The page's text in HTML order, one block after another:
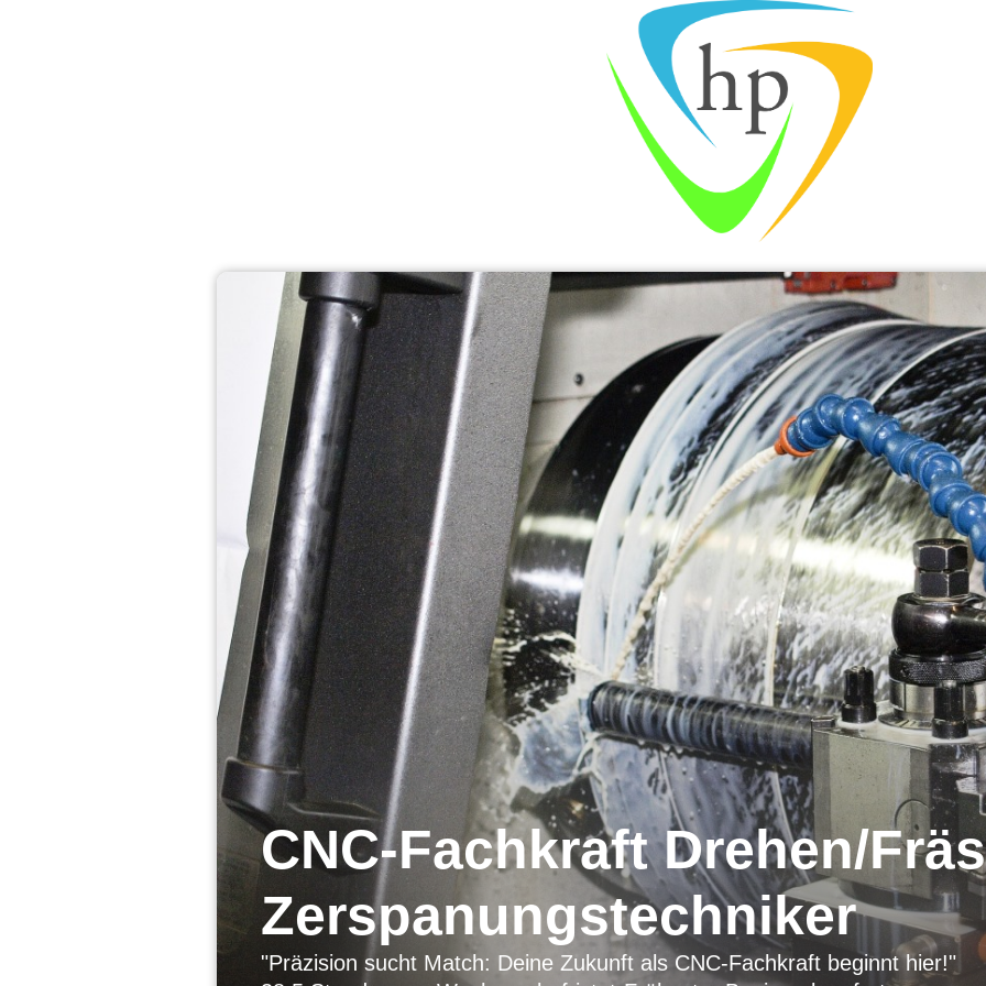
CNC-Fachkraft Drehen/
Zerspanungstechniker
"Präzision sucht Match: Deine Zukunft als CNC-Fachkraft beginnt hier!"